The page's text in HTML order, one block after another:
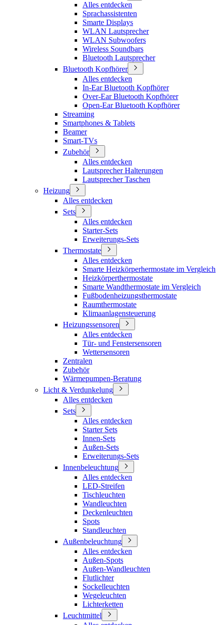
Alles entdecken
Sprachassistenten
Smarte Displays
WLAN Lautsprecher
WLAN Subwoofers
Wireless Soundbars
Bluetooth Lautsprecher
Bluetooth Kopfhörer
Alles entdecken
In-Ear Bluetooth Kopfhörer
Over-Ear Bluetooth Kopfhörer
Open-Ear Bluetooth Kopfhörer
Streaming
Smartphones & Tablets
Beamer
Smart-TVs
Zubehör
Alles entdecken
Lautsprecher Halterungen
Lautsprecher Taschen
Heizung
Alles entdecken
Sets
Alles entdecken
Starter-Sets
Erweiterungs-Sets
Thermostate
Alles entdecken
Smarte Heizkörperhermostate im Vergleich
Heizkörperthermostate
Smarte Wandthermostate im Vergleich
Fußbodenheizungsthermostate
Raumthermostate
Klimaanlagensteuerung
Heizungssensoren
Alles entdecken
Tür- und Fenstersensoren
Wettersensoren
Zentralen
Zubehör
Wärmepumpen-Beratung
Licht & Verdunkelung
Alles entdecken
Sets
Alles entdecken
Starter Sets
Innen-Sets
Außen-Sets
Erweiterungs-Sets
Innenbeleuchtung
Alles entdecken
LED-Streifen
Tischleuchten
Wandleuchten
Deckenleuchten
Spots
Standleuchten
Außenbeleuchtung
Alles entdecken
Außen-Spots
Außen-Wandleuchten
Flutlichter
Sockelleuchten
Wegeleuchten
Lichterketten
Leuchtmittel